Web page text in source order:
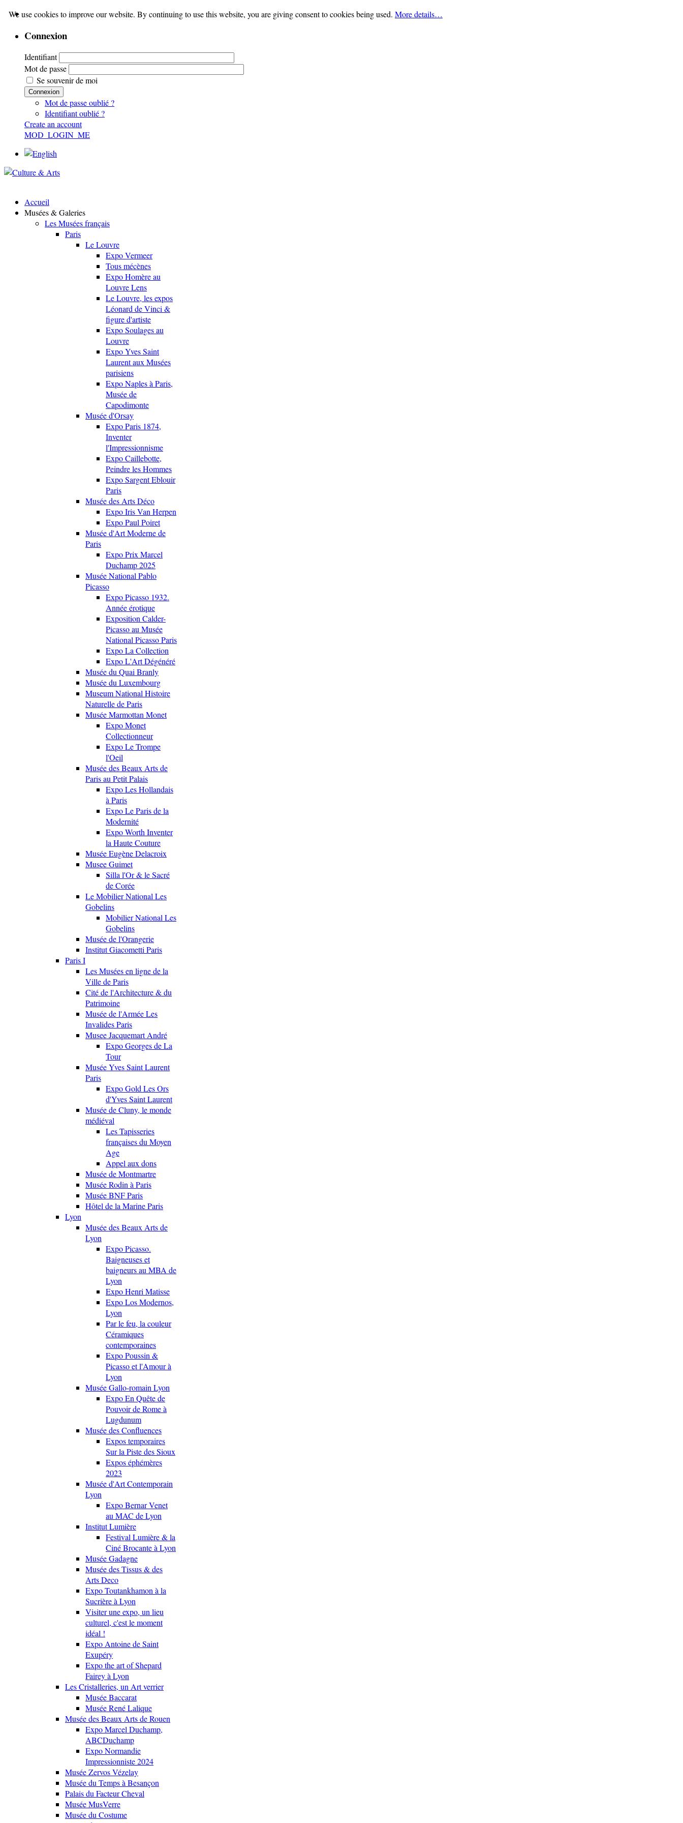
Connexion
Identifiant
Mot de passe
Se souvenir de moi
Connexion
Mot de passe oublié ?
Identifiant oublié ?
Create an account
MOD_LOGIN_ME
Accueil
Musées & Galeries
Les Musées français
Paris
Le Louvre
Expo Vermeer
Tous mécènes
Expo Homère au
Louvre Lens
Le Louvre, les expos
Léonard de Vinci &
figure d'artiste
Expo Soulages au
Louvre
Expo Yves Saint
Laurent aux Musées
parisiens
Expo Naples à Paris,
Musée de
Capodimonte
Musée d'Orsay
Expo Paris 1874,
Inventer
l'Impressionnisme
Expo Caillebotte,
Peindre les Hommes
Expo Sargent Eblouir
Paris
Musée des Arts Déco
Expo Iris Van Herpen
Expo Paul Poiret
Musée d'Art Moderne de
Paris
Expo Prix Marcel
Duchamp 2025
Musée National Pablo
Picasso
Expo Picasso 1932.
Année érotique
Exposition Calder-
Picasso au Musée
National Picasso Paris
Expo La Collection
Expo L'Art Dégénéré
Musée du Quai Branly
Musée du Luxembourg
Museum National Histoire
Naturelle de Paris
Musée Marmottan Monet
Expo Monet
Collectionneur
Expo Le Trompe
l'Oeil
Musée des Beaux Arts de
Paris au Petit Palais
Expo Les Hollandais
à Paris
Expo Le Paris de la
Modernité
Expo Worth Inventer
la Haute Couture
Musée Eugène Delacroix
Musee Guimet
Silla l'Or & le Sacré
de Corée
Le Mobilier National Les
Gobelins
Mobilier National Les
Gobelins
Musée de l'Orangerie
Institut Giacometti Paris
Paris I
Les Musées en ligne de la
Ville de Paris
Cité de l'Architecture & du
Patrimoine
Musée de l'Armée Les
Invalides Paris
Musee Jacquemart André
Expo Georges de La
Tour
Musée Yves Saint Laurent
Paris
Expo Gold Les Ors
d'Yves Saint Laurent
Musée de Cluny, le monde
médiéval
Les Tapisseries
françaises du Moyen
Age
Appel aux dons
Musée de Montmartre
Musée Rodin à Paris
Musée BNF Paris
Hôtel de la Marine Paris
Lyon
Musée des Beaux Arts de
Lyon
Expo Picasso.
Baigneuses et
baigneurs au MBA de
Lyon
Expo Henri Matisse
Expo Los Modernos,
Lyon
Par le feu, la couleur
Céramiques
contemporaines
Expo Poussin &
Picasso et l'Amour à
Lyon
Musée Gallo-romain Lyon
Expo En Quête de
Pouvoir de Rome à
Lugdunum
Musée des Confluences
Expos temporaires
Sur la Piste des Sioux
Expos éphémères
2023
Musée d'Art Contemporain
Lyon
Expo Bernar Venet
au MAC de Lyon
Institut Lumière
Festival Lumière & la
Ciné Brocante à Lyon
Musée Gadagne
Musée des Tissus & des
Arts Deco
Expo Toutankhamon à la
Sucrière à Lyon
Visiter une expo, un lieu
culturel, c'est le moment
idéal !
Expo Antoine de Saint
Exupéry
Expo the art of Shepard
Fairey à Lyon
Les Cristalleries, un Art verrier
Musée Baccarat
Musée René Lalique
Musée des Beaux Arts de Rouen
Expo Marcel Duchamp,
ABCDuchamp
Expo Normandie
Impressionniste 2024
Musée Zervos Vézelay
Musée du Temps à Besançon
Palais du Facteur Cheval
Musée MusVerre
Musée du Costume
We use cookies to improve our website. By continuing to use this website, you are giving consent to cookies being used. More details…